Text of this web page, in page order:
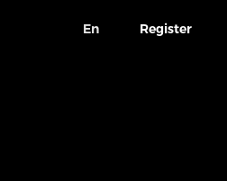
En Register